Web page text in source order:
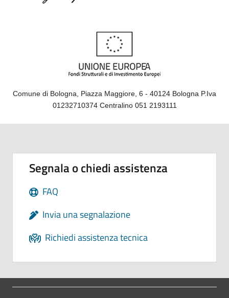
Comune di Bologna, Piazza Maggiore, 6 - 40124 Bologna P.Iva
01232710374 Centralino 051 2193111
Segnala o chiedi assistenza
FAQ
Invia una segnalazione
Richiedi assistenza tecnica